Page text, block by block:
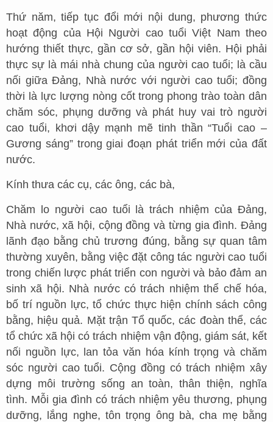
Thứ năm, tiếp tục đổi mới nội dung, phương thức
hoạt động của Hội Người cao tuổi Việt Nam theo
hướng thiết thực, gần cơ sở, gần hội viên. Hội phải
thực sự là mái nhà chung của người cao tuổi; là cầu
nối giữa Đảng, Nhà nước với người cao tuổi; đồng
thời là lực lượng nòng cốt trong phong trào toàn dân
chăm sóc, phụng dưỡng và phát huy vai trò người
cao tuổi, khơi dậy mạnh mẽ tinh thần “Tuổi cao –
Gương sáng” trong giai đoạn phát triển mới của đất
nước.
Kính thưa các cụ, các ông, các bà,
Chăm lo người cao tuổi là trách nhiệm của Đảng,
Nhà nước, xã hội, cộng đồng và từng gia đình. Đảng
lãnh đạo bằng chủ trương đúng, bằng sự quan tâm
thường xuyên, bằng việc đặt công tác người cao tuổi
trong chiến lược phát triển con người và bảo đảm an
sinh xã hội. Nhà nước có trách nhiệm thể chế hóa,
bố trí nguồn lực, tổ chức thực hiện chính sách công
bằng, hiệu quả. Mặt trận Tổ quốc, các đoàn thể, các
tổ chức xã hội có trách nhiệm vận động, giám sát, kết
nối nguồn lực, lan tỏa văn hóa kính trọng và chăm
sóc người cao tuổi. Cộng đồng có trách nhiệm xây
dựng môi trường sống an toàn, thân thiện, nghĩa
tình. Mỗi gia đình có trách nhiệm yêu thương, phụng
dưỡng, lắng nghe, tôn trọng ông bà, cha mẹ bằng